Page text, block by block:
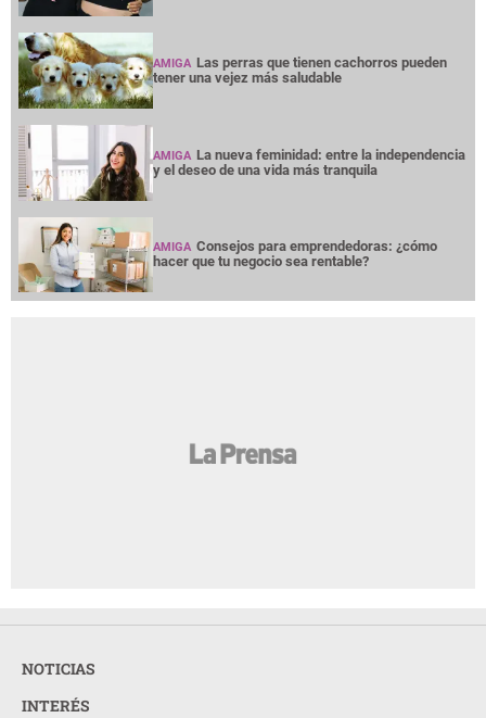
AMIGA Las perras que tienen cachorros pueden
tener una vejez más saludable
AMIGA La nueva feminidad: entre la independencia
y el deseo de una vida más tranquila
AMIGA Consejos para emprendedoras: ¿cómo
hacer que tu negocio sea rentable?
NOTICIAS
INTERÉS